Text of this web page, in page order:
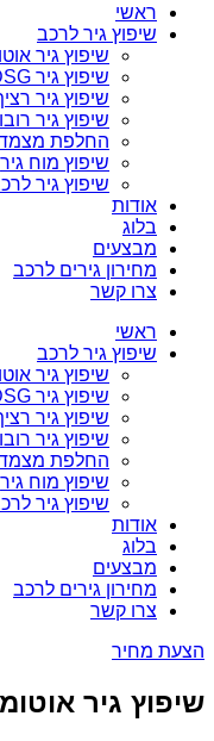
ראשי
שיפוץ גיר לרכב
שיפוץ גיר
שיפוץ גיר DSG כפול מצמדים
שיפוץ גיר
שיפוץ גיר
החלפת מצמד
שיפוץ מוח גיר
שיפוץ גיר
אודות
בלוג
מבצעים
מחירון גירים לרכב
צרו קשר
ראשי
שיפוץ גיר לרכב
שיפוץ גיר
שיפוץ גיר DSG כפול מצמדים
שיפוץ גיר
שיפוץ גיר
החלפת מצמד
שיפוץ מוח גיר
שיפוץ גיר
אודות
בלוג
מבצעים
מחירון גירים לרכב
צרו קשר
הצעת מחיר
שיפוץ גיר